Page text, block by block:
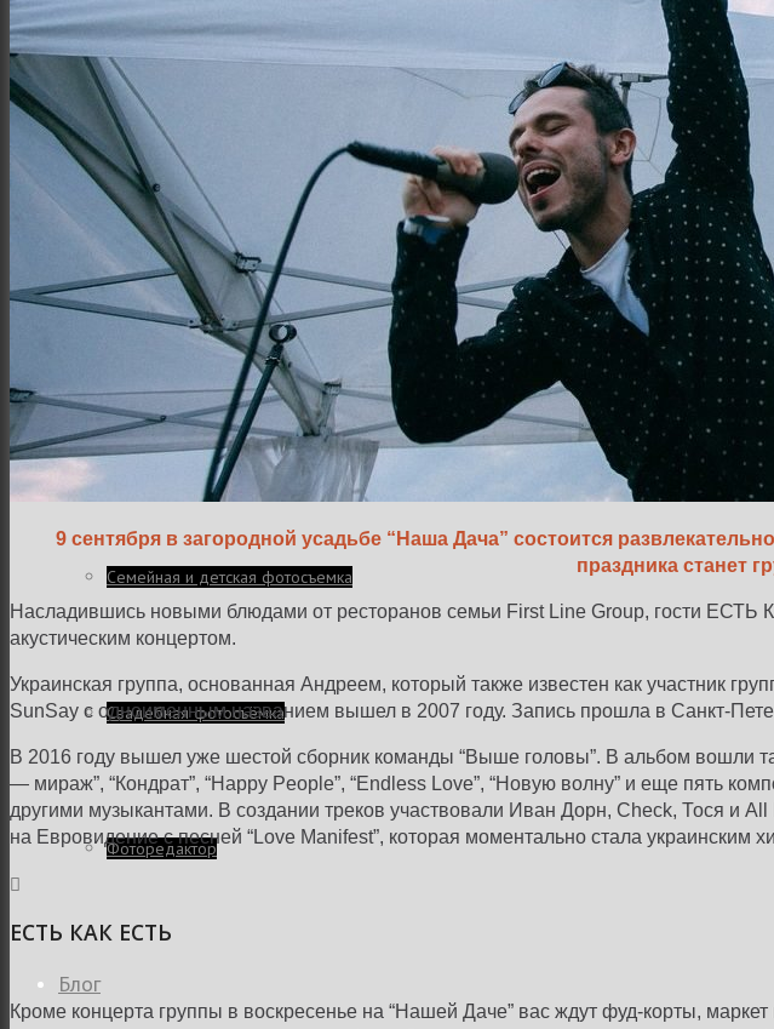
Интерьер и архитектура
Фотосессии и каталоги
Репортажи и корпоративы
Фуд фотограф
Семейная и детская фотосъемка
Свадебная фотосъёмка
Фоторедактор
Блог
9 сентября в загородной усадьбе “Наша Дача” состоится
праздника станет
Насладившись новыми блюдами от ресторанов семьи First Line Group, гости
акустическим концертом.
Украинская группа, основанная Андреем, который также известен как участник
SunSay с одноименным названием вышел в 2007 году. Запись прошла в Санкт-
В 2016 году вышел уже шестой сборник команды “Выше головы”. В альбом вошли
— мираж”, “Кондрат”, “Happy People”, “Endless Love”, “Новую волну” и еще пять
другими музыкантами. В создании треков участвовали Иван Дорн, Check, Тося и
на Евровидение с песней “Love Manifest”, которая моментально стала украинским
ЕСТЬ КАК ЕСТЬ
Кроме концерта группы в воскресенье на “Нашей Даче” вас ждут фуд-корты,